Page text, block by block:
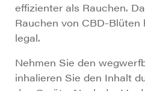
effizienter als Rauchen.
Rauchen von CBD-
legal.
Nehmen Sie den
inhalieren Sie den Inhalt